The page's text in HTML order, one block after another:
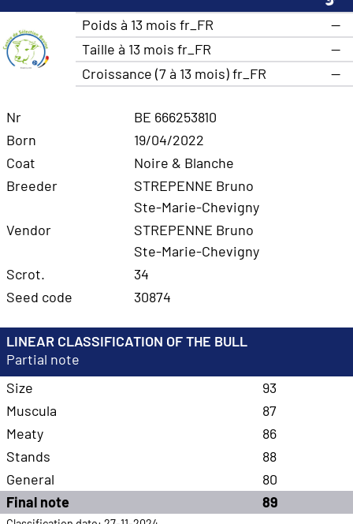
Poids à 13 mois fr_FR
—
Taille à 13 mois fr_FR
—
Croissance (7 à 13 mois) fr_FR
—
Nr
BE 666253810
Born
19/04/2022
Coat
Noire & Blanche
Breeder
STREPENNE Bruno
Ste-Marie-Chevigny
Vendor
STREPENNE Bruno
Ste-Marie-Chevigny
Scrot.
34
Seed code
30874
LINEAR CLASSIFICATION OF THE BULL
Partial note
Size
93
Muscula
87
Meaty
86
Stands
88
General
80
Final note
89